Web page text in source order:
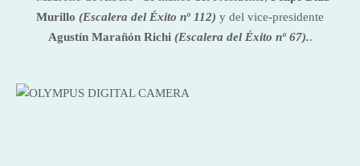
Murillo (Escalera del Éxito nº 112) y del vice-presidente
Agustín Marañón Richi (Escalera del Éxito nº 67)..